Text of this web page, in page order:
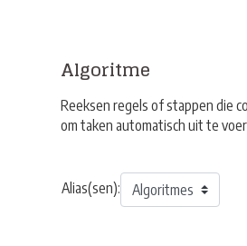
Algoritme
Reeksen regels of stappen die
om taken automatisch uit te
Alias(sen):